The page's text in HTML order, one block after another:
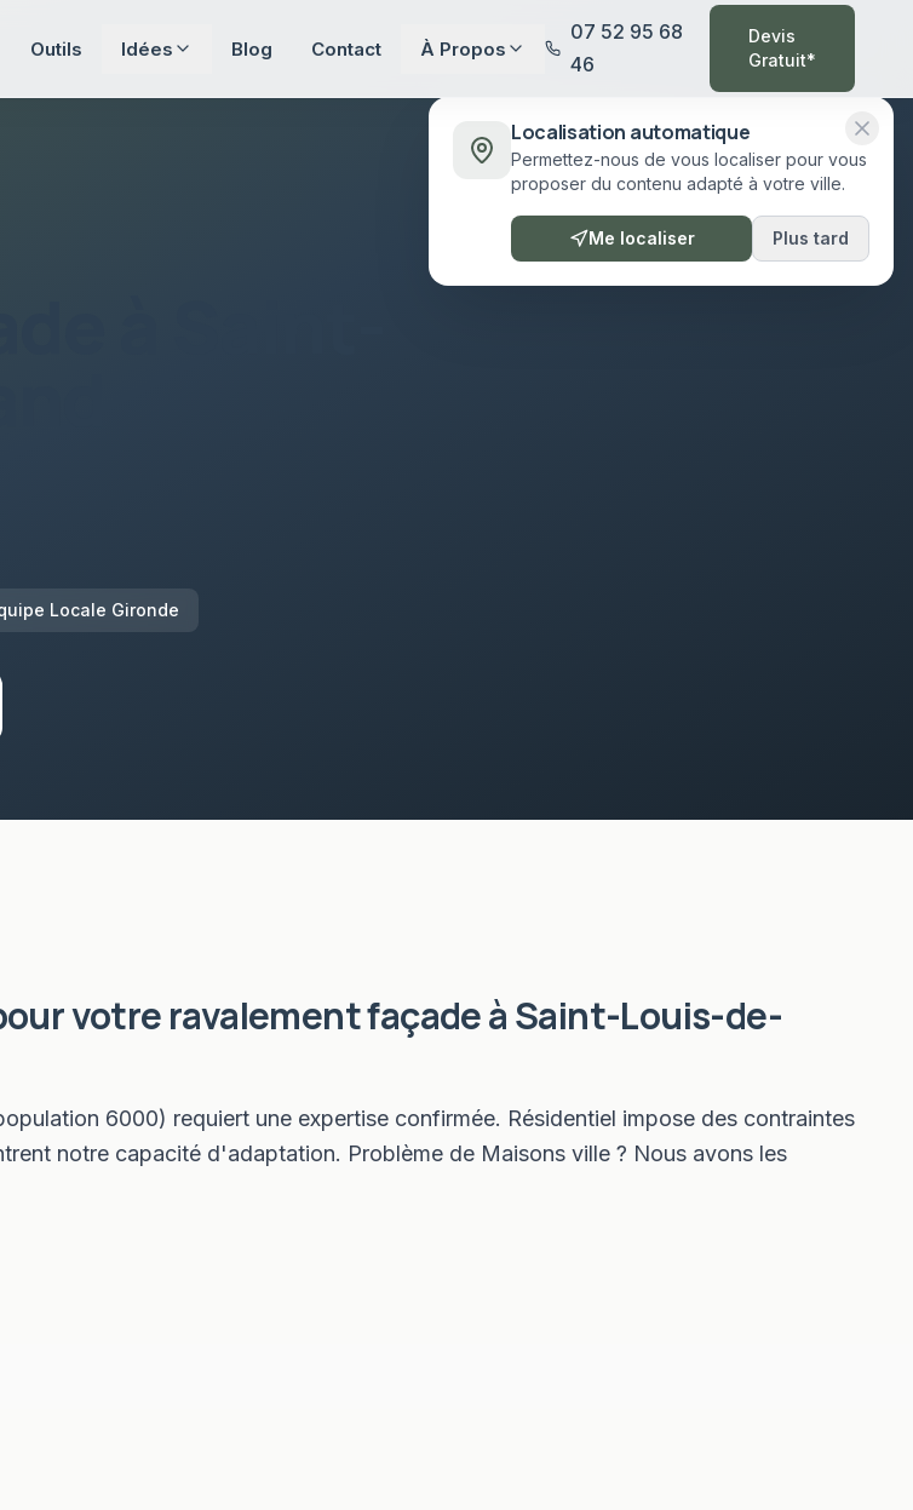
Outils Idées Blog Contact À Propos
07 52 95 68
46
Devis
Gratuit*
Locale Gironde
votreravalement façadeàSaint-Louis-de-
6000) requiert une expertise confirmée. Résidentiel impose des contraintes
notre capacité d'adaptation. Problème de Maisons ville ? Nous avons les
Localisation automatique
Permettez-nous de vous localiser pour vous
proposer du contenu adapté à votre ville.
Me localiser Plus tard